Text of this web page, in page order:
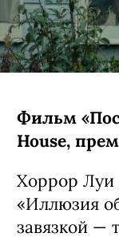
Фильм
House,
Хоррор Луи
«Иллюзия
завязкой —